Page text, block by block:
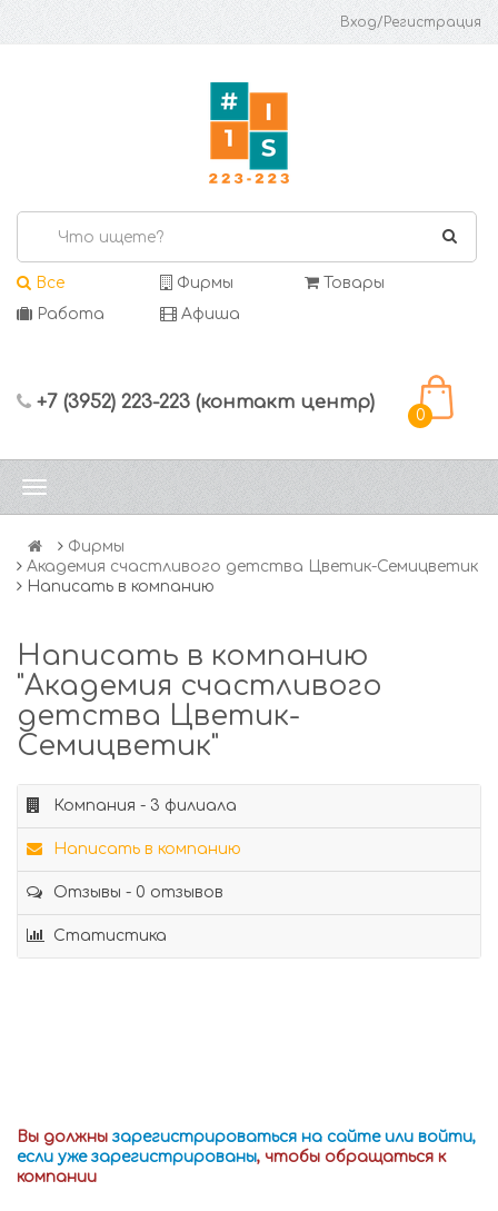
Вход/Регистрация
Все Фирмы
Товары
Работа
Афиша
+7 (3952) 223-223 (контакт центр)
0
Фирмы
Академия счастливого детства Цветик-Семицветик
Написать в компанию
Написать в компанию
"Академия счастливого
детства Цветик-
Семицветик"
Компания - 3 филиала
Написать в компанию
Отзывы - 0 отзывов
Статистика
Вы должны зарегистрироваться на сайте или войти,
если уже зарегистрированы, чтобы обращаться к
компании